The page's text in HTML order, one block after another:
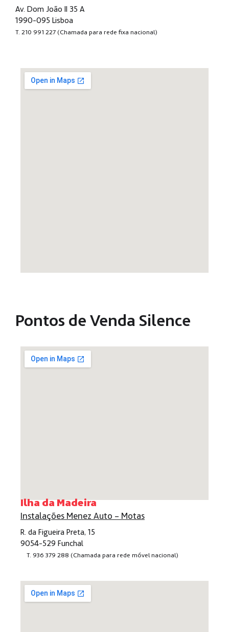
Av. Dom João II 35 A
1990-095 Lisboa
T. 210 991 227(Chamada para rede fixa nacional)
Pontos de Venda Silence
Ilha da Madeira
Instalações Menez Auto – Motas
R. da Figueira Preta, 15
9054-529 Funchal
T. 936 379 288 (Chamada para rede móvel nacional)